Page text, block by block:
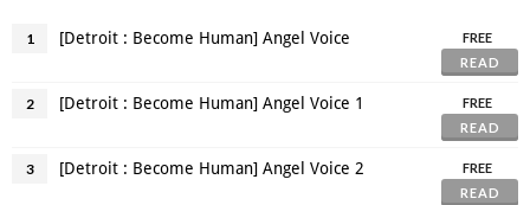
1 [Detroit : Become Human] Angel Voice
FREE
READ
2 [Detroit : Become Human] Angel Voice 1
FREE
READ
3 [Detroit : Become Human] Angel Voice 2
FREE
READ